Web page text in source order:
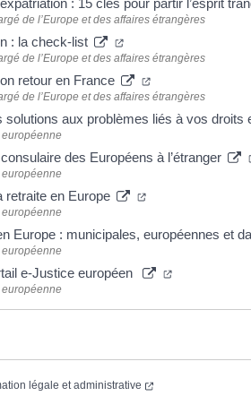
de l’Europe et des affaires étrangères
: la check-list (ouverture dans un
de l’Europe et des affaires étrangères
retour en France (ouverture dans
de l’Europe et des affaires étrangères
solutions aux problèmes liés à vos droits
des Européens à l’étranger
retraite en Europe (ouverture dans
Europe : municipales, européennes et
e-Justice européen (ouverture
légale et administrative (ouverture dans un